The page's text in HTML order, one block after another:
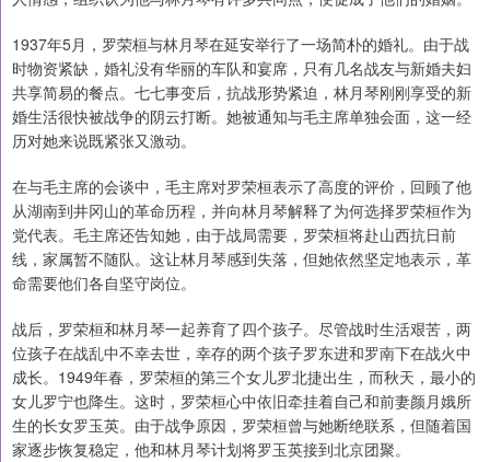
1937年5月，罗荣桓与林月琴在延安举行了一场简朴的婚礼。由于战
时物资紧缺，婚礼没有华丽的车队和宴席，只有几名战友与新婚夫妇
共享简易的餐点。七七事变后，抗战形势紧迫，林月琴刚刚享受的新
婚生活很快被战争的阴云打断。她被通知与毛主席单独会面，这一经
历对她来说既紧张又激动。
在与毛主席的会谈中，毛主席对罗荣桓表示了高度的评价，回顾了他
从湖南到井冈山的革命历程，并向林月琴解释了为何选择罗荣桓作为
党代表。毛主席还告知她，由于战局需要，罗荣桓将赴山西抗日前
线，家属暂不随队。这让林月琴感到失落，但她依然坚定地表示，革
命需要他们各自坚守岗位。
战后，罗荣桓和林月琴一起养育了四个孩子。尽管战时生活艰苦，两
位孩子在战乱中不幸去世，幸存的两个孩子罗东进和罗南下在战火中
成长。1949年春，罗荣桓的第三个女儿罗北捷出生，而秋天，最小的
女儿罗宁也降生。这时，罗荣桓心中依旧牵挂着自己和前妻颜月娥所
生的长女罗玉英。由于战争原因，罗荣桓曾与她断绝联系，但随着国
家逐步恢复稳定，他和林月琴计划将罗玉英接到北京团聚。